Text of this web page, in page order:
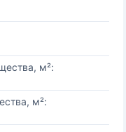
м²:
м²: